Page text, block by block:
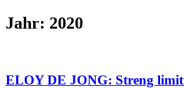
Jahr: 2020
ELOY DE JONG: Streng